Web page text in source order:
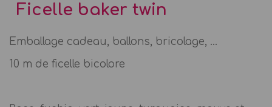
Ficelle baker twin
Emballage cadeau, ballons, bricolage, ...
10 m de ficelle bicolore